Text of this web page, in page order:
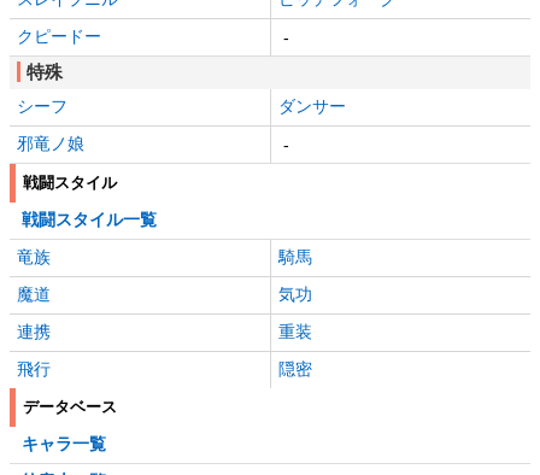
クピードー
-
特殊
シーフ
ダンサー
邪竜ノ娘
-
戦闘スタイル
戦闘スタイル一覧
竜族
騎馬
魔道
気功
連携
重装
飛行
隠密
データベース
キャラ一覧